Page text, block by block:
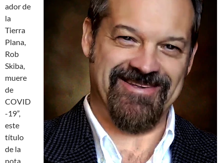
ador de
la
Tierra
Plana,
Rob
Skiba,
muere
de
COVID
-19”,
este
título
de la
nota,